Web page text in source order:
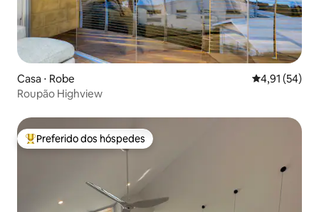
Casa ⋅ Robe 4,91 de uma
4,91 (54)
Roupão Highview
Entre os melhores preferidos dos hóspedes
Preferido dos hóspedes